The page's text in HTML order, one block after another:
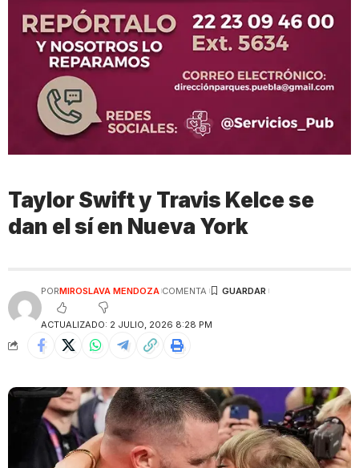
Taylor Swift y Travis Kelce se
dan el sí en Nueva York
ACTUALIZADO: 2 JULIO, 2026 8:28 PM
PORMIROSLAVA MENDOZA COMENTA